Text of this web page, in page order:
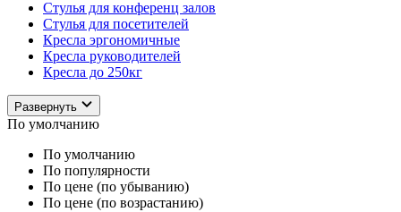
Стулья для конференц залов
Стулья для посетителей
Кресла эргономичные
Кресла руководителей
Кресла до 250кг
Развернуть
По умолчанию
По умолчанию
По популярности
По цене (по убыванию)
По цене (по возрастанию)